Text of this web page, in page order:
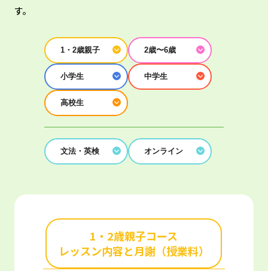
す。
1・2歳親子 2歳〜6歳
小学生 中学生
高校生
文法・英検 オンライン
1・2歳親子コース
レッスン内容と月謝（授業料）